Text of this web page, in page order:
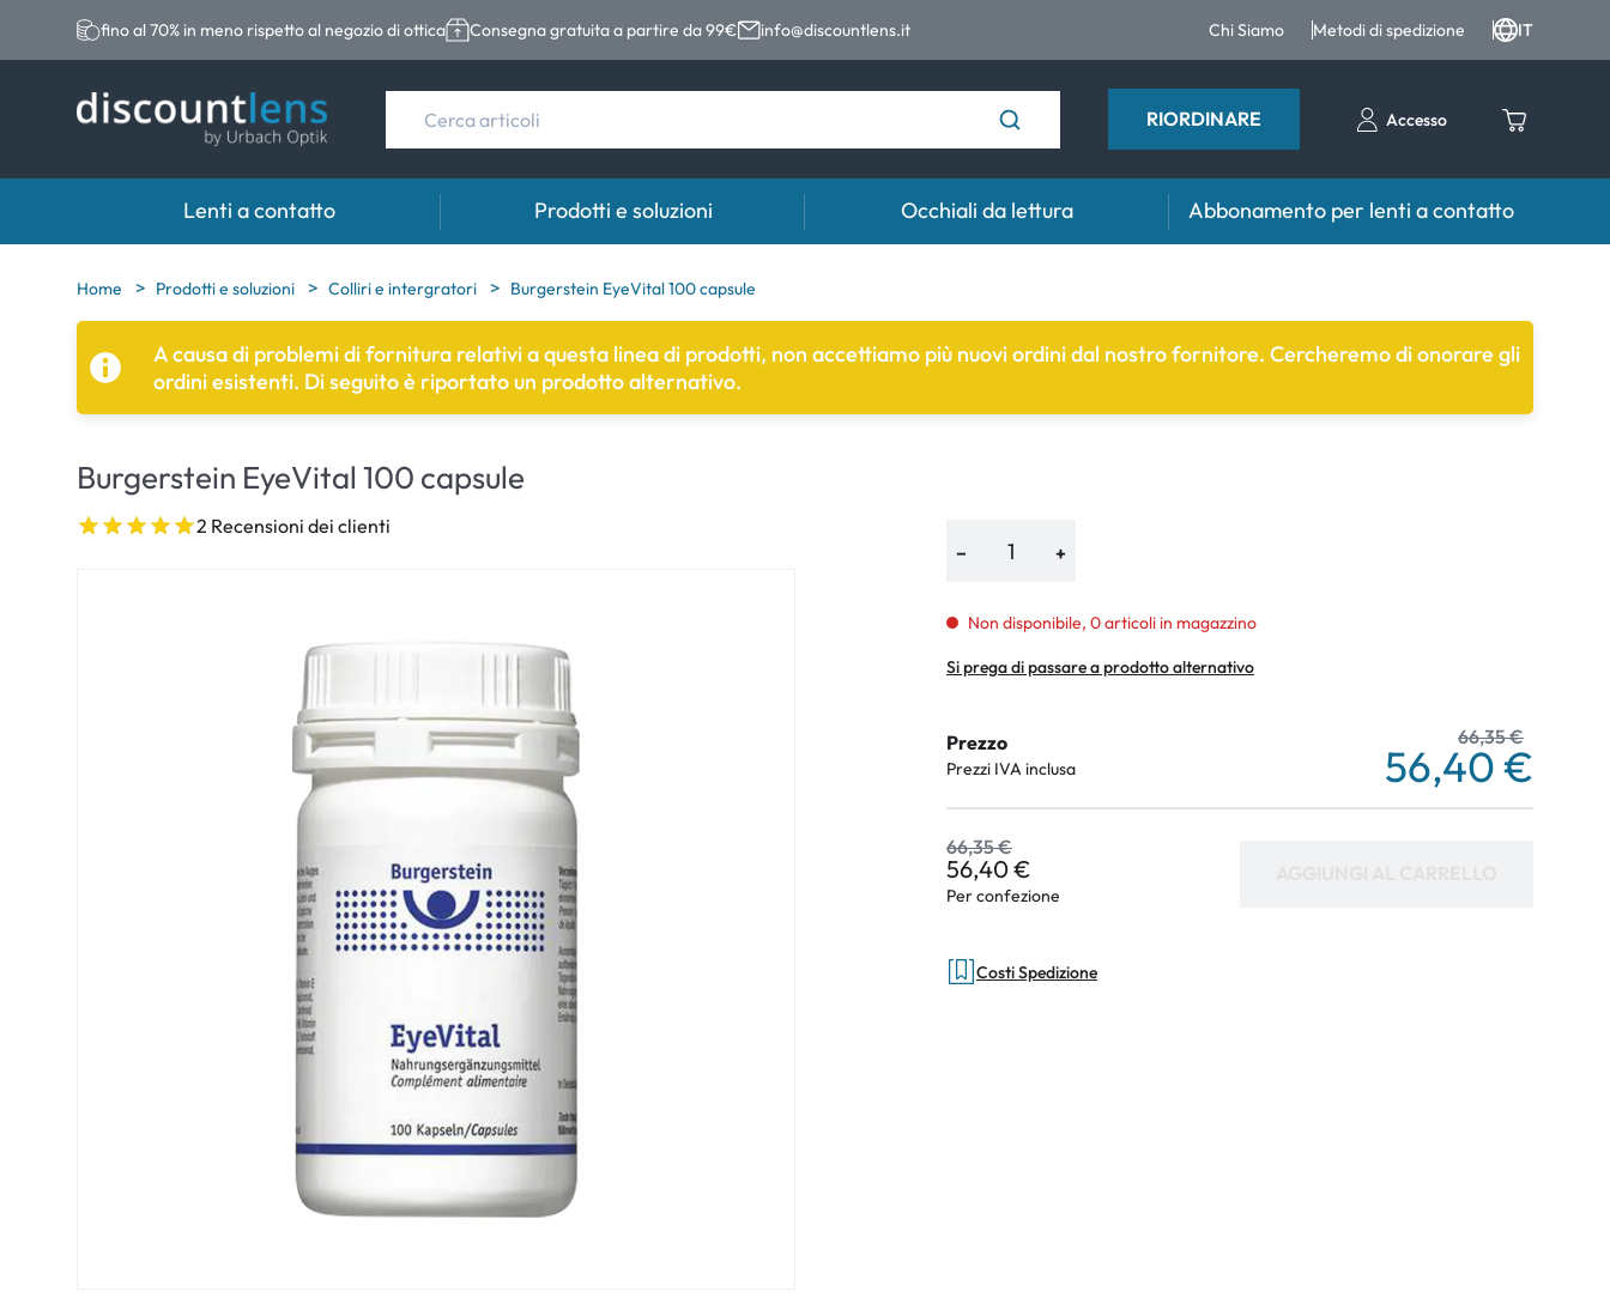
fino al 70% in meno rispetto al negozio di ottica Consegna gratuita a partire da 99€ info@discountlens.it Chi Siamo Metodi di spedizione IT
RIORDINARE Accesso
Lenti a contatto
Marche
Biotrue
MyDay
Dailies
Categoria
Lenti toriche
Tempo di usura
Lenti bisettimanali
Prodotti e soluzioni
Marche
EasySept
AOSEPT
Ever Clean Plus
Altre marche
% SALDI %
Soluzioni
Occhiali da lettura Abbonamento per lenti a contatto
Home Prodotti e soluzioni Colliri e intergratori Burgerstein EyeVital 100 capsule
A causa di problemi di fornitura relativi a questa linea di prodotti, non accettiamo più nuovi ordini dal nostro fornitore. Cercheremo di onorare gli
ordini esistenti. Di seguito è riportato un prodotto alternativo.
Burgerstein EyeVital 100 capsule
2 Recensioni dei clienti
−
+
Non disponibile, 0 articoli in magazzino
Si prega di passare a prodotto alternativo
Prezzo
Prezzi IVA inclusa
66,35 €
56,40 €
66,35 €
56,40 €
Per confezione
Costi Spedizione